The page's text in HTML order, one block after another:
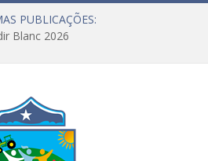
PUBLICAÇÕES:
Blanc 2026